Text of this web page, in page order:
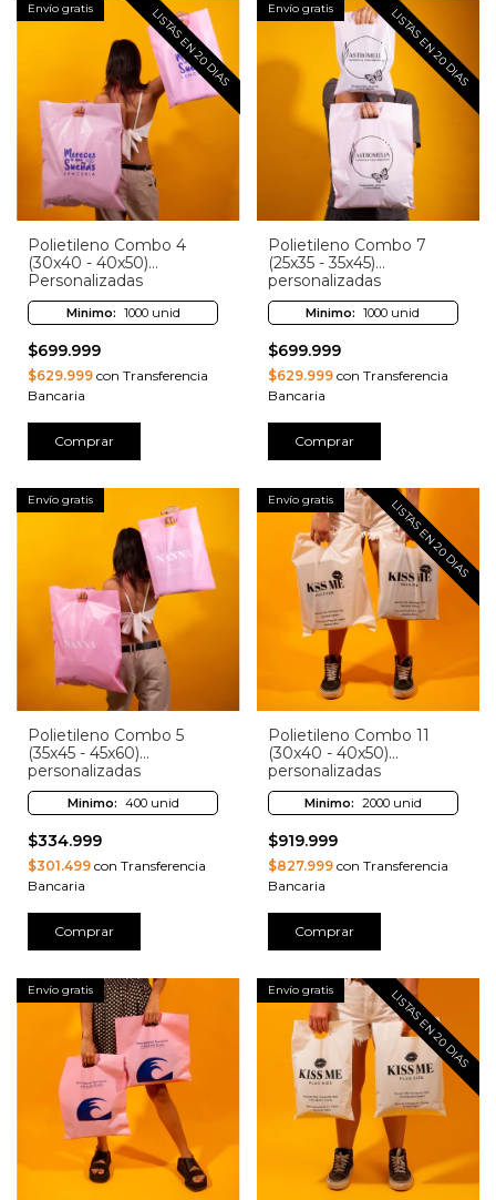
Envío gratis LISTAS EN 20 DIAS
Polietileno Combo 4
(30x40 - 40x50)
Personalizadas
Minimo: 1000 unid
$699.999
$629.999 con Transferencia
Bancaria
Comprar
Envío gratis LISTAS EN 20 DIAS
Polietileno Combo 7
(25x35 - 35x45)
personalizadas
Minimo: 1000 unid
$699.999
$629.999con Transferencia
Bancaria
Comprar
Envío gratis
Polietileno Combo 5
(35x45 - 45x60)
personalizadas
Minimo: 400 unid
$334.999
$301.499 con Transferencia
Bancaria
Comprar
Envío gratis LISTAS EN 20 DIAS
Polietileno Combo 11
(30x40 - 40x50)
personalizadas
Minimo: 2000 unid
$919.999
$827.999con Transferencia
Bancaria
Comprar
Envío gratis Envío gratis LISTAS EN 20 DIAS